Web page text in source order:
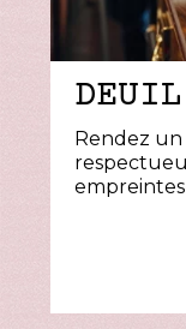
DEUIL
Rendez
empreintes